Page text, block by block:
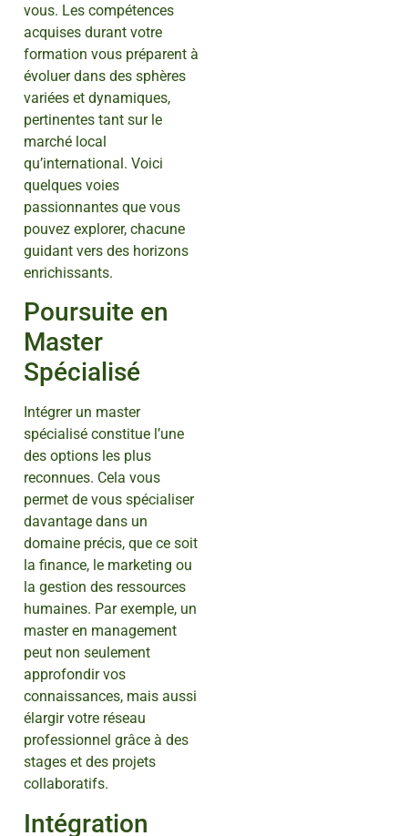
vous. Les compétences
acquises durant votre
formation vous préparent à
évoluer dans des sphères
variées et dynamiques,
pertinentes tant sur le
marché local
qu’international. Voici
quelques voies
passionnantes que vous
pouvez explorer, chacune
guidant vers des horizons
enrichissants.
Poursuite en
Master
Spécialisé
Intégrer un master
spécialisé constitue l’une
des options les plus
reconnues. Cela vous
permet de vous spécialiser
davantage dans un
domaine précis, que ce soit
la finance, le marketing ou
la gestion des ressources
humaines. Par exemple, un
master en management
peut non seulement
approfondir vos
connaissances, mais aussi
élargir votre réseau
professionnel grâce à des
stages et des projets
collaboratifs.
Intégration